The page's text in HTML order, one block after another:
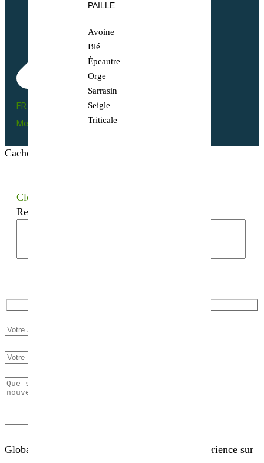
PAILLE
Avoine
Blé
Épeautre
Orge
Sarrasin
Seigle
Triticale
FR BIO 10 - 66055
Mentions légales
Cacher les filtres
Close
Recherchez votre semence bio
Globalement, comment évaluez-vous votre expérience sur